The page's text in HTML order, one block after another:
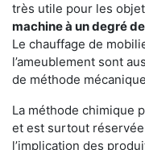
très utile pour les
machine à un degré
Le chauffage de
l’ameublement sont
de méthode
La méthode chimique
et est surtout
l’implication des